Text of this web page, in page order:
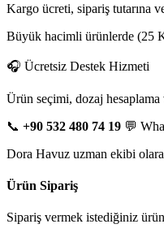
Kargo ücreti, sipariş tutarına
Büyük hacimli ürünlerde (25
🎧 Ücretsiz Destek Hizmeti
Ürün seçimi, dozaj
📞 +90 532 480 74 19 💬
Dora Havuz uzman ekibi
Ürün Sipariş
Sipariş vermek istediğiniz